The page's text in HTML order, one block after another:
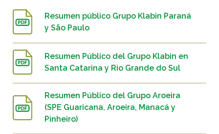
Resumen público Grupo Klabin Paraná
y São Paulo
Resumen Público del Grupo Klabin en
Santa Catarina y Rio Grande do Sul
Resumen Público del Grupo Aroeira
(SPE Guaricana, Aroeira, Manacá y
Pinheiro)